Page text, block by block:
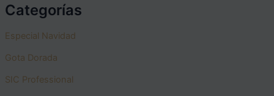
Categorías
Especial Navidad
Gota Dorada
SIC Professional